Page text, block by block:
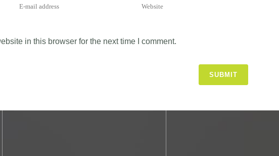
in this browser for the next time I comment.